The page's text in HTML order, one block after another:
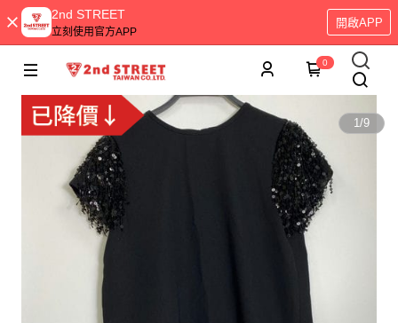
2nd STREET
立刻使用官方APP
開啟APP
0
1/9